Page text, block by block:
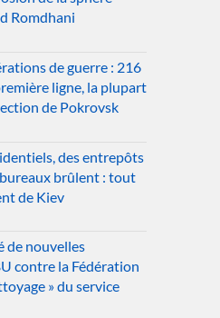
Romdhani
de guerre : 216
ligne, la plupart
de Pokrovsk
des entrepôts
brûlent : tout
de Kiev
de nouvelles
contre la Fédération
» du service